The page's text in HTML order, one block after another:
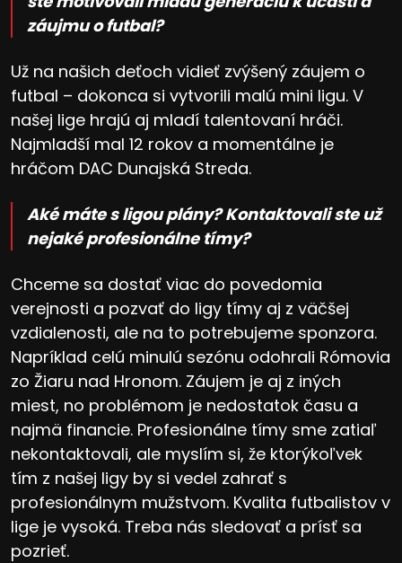
záujmu o futbal?
Už na našich deťoch vidieť zvýšený záujem o
futbal – dokonca si vytvorili malú mini ligu. V
našej lige hrajú aj mladí talentovaní hráči.
Najmladší mal 12 rokov a momentálne je
hráčom DAC Dunajská Streda.
Aké máte s ligou plány? Kontaktovali ste už
nejaké profesionálne tímy?
Chceme sa dostať viac do povedomia
verejnosti a pozvať do ligy tímy aj z väčšej
vzdialenosti, ale na to potrebujeme sponzora.
Napríklad celú minulú sezónu odohrali Rómovia
zo Žiaru nad Hronom. Záujem je aj z iných
miest, no problémom je nedostatok času a
najmä financie. Profesionálne tímy sme zatiaľ
nekontaktovali, ale myslím si, že ktorýkoľvek
tím z našej ligy by si vedel zahrať s
profesionálnym mužstvom. Kvalita futbalistov v
lige je vysoká. Treba nás sledovať a prísť sa
pozrieť.